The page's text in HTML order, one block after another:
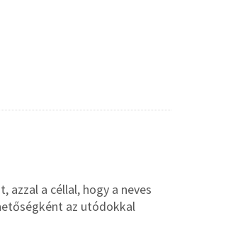
a céllal, hogy a neves
az utódokkal